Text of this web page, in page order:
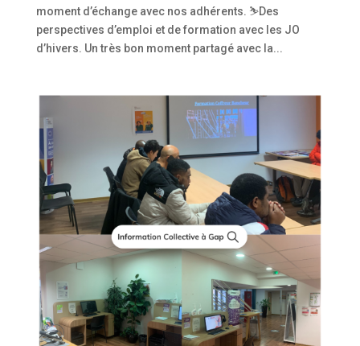
moment d’échange avec nos adhérents. ⛷️Des
perspectives d’emploi et de formation avec les JO
d’hivers. Un très bon moment partagé avec la...